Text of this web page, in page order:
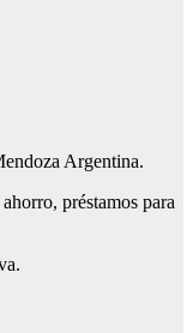
Argentina.
préstamos para